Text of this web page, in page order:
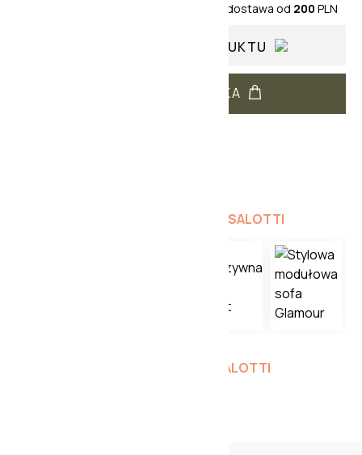
+dostawa od 200 PLN
WYBIERZ OPCJE PRODUKTU
DODAJ DO KOSZYKA
DOIMO SALOTTI
DOIMO SALOTTI